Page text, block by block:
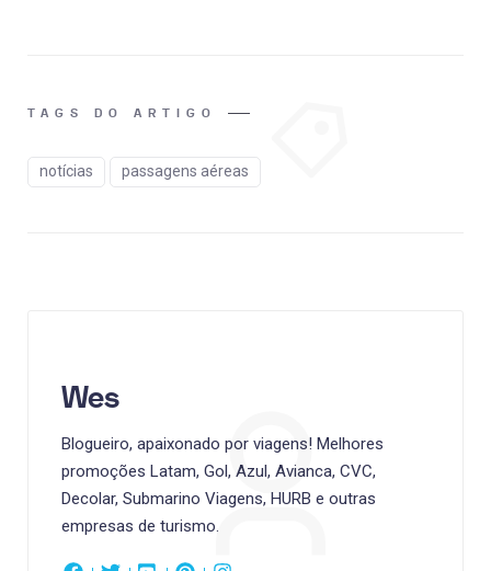
TAGS DO ARTIGO
notícias passagens aéreas
Wes
Blogueiro, apaixonado por viagens! Melhores
promoções Latam, Gol, Azul, Avianca, CVC,
Decolar, Submarino Viagens, HURB e outras
empresas de turismo.